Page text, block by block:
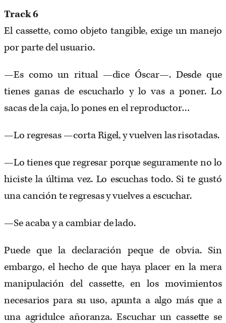
Track 6
El cassette, como objeto tangible, exige un manejo
por parte del usuario.
—Es como un ritual —dice Óscar—. Desde que
tienes ganas de escucharlo y lo vas a poner. Lo
sacas de la caja, lo pones en el reproductor…
—Lo regresas —corta Rigel, y vuelven las risotadas.
—Lo tienes que regresar porque seguramente no lo
hiciste la última vez. Lo escuchas todo. Si te gustó
una canción te regresas y vuelves a escuchar.
—Se acaba y a cambiar de lado.
Puede que la declaración peque de obvia. Sin
embargo, el hecho de que haya placer en la mera
manipulación del cassette, en los movimientos
necesarios para su uso, apunta a algo más que a
una agridulce añoranza. Escuchar un cassette se